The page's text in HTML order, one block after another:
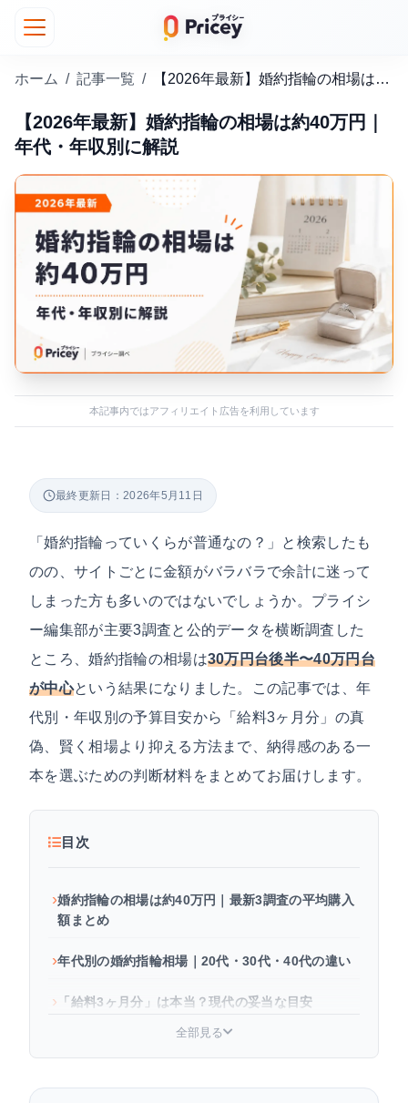
ホーム / 記事一覧 / 【2026年最新】婚約指輪の相場は約40万円｜年代・年収別に解説
【2026年最新】婚約指輪の相場は約40万円｜
年代・年収別に解説
本記事内ではアフィリエイト広告を利用しています
最終更新日：2026年5月11日
「婚約指輪っていくらが普通なの？」と検索したも
のの、サイトごとに金額がバラバラで余計に迷って
しまった方も多いのではないでしょうか。プライシ
ー編集部が主要3調査と公的データを横断調査した
ところ、婚約指輪の相場は30万円台後半〜40万円台
が中心という結果になりました。この記事では、年
代別・年収別の予算目安から「給料3ヶ月分」の真
偽、賢く相場より抑える方法まで、納得感のある一
本を選ぶための判断材料をまとめてお届けします。
目次
婚約指輪の相場は約40万円｜最新3調査の平均購入
額まとめ
年代別の婚約指輪相場｜20代・30代・40代の違い
「給料3ヶ月分」は本当？現代の妥当な目安
年収別・婚約指輪の予算目安
全部見る